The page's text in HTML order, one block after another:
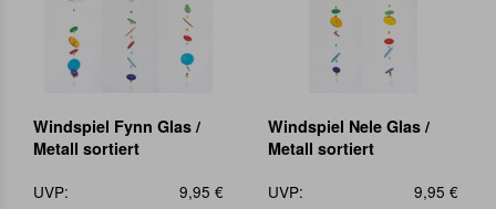
Windspiel Fynn Glas /
Metall sortiert
UVP:
9,95 €
Windspiel Nele Glas /
Metall sortiert
UVP:
9,95 €